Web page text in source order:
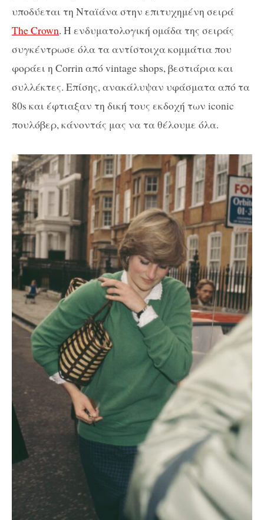
υποδύεται τη Νταϊάνα στην επιτυχημένη σειρά
The Crown. Η ενδυματολογική ομάδα της σειράς
συγκέντρωσε όλα τα αντίστοιχα κομμάτια που
φοράει η Corrin από vintage shops, βεστιάρια και
συλλέκτες. Επίσης, ανακάλυψαν υφάσματα από τα
80s και έφτιαξαν τη δική τους εκδοχή των iconic
πουλόβερ, κάνοντάς μας να τα θέλουμε όλα.